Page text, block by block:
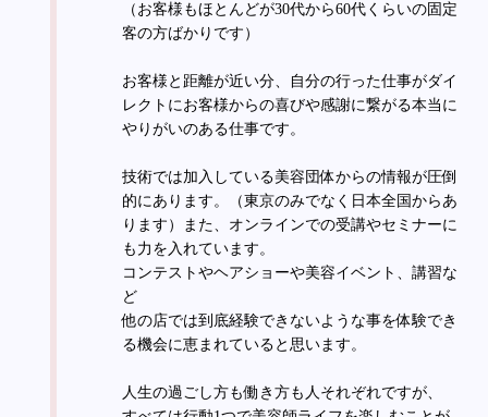
（お客様もほとんどが30代から60代くらいの固定
客の方ばかりです）
お客様と距離が近い分、自分の行った仕事がダイ
レクトにお客様からの喜びや感謝に繋がる本当に
やりがいのある仕事です。
技術では加入している美容団体からの情報が圧倒
的にあります。（東京のみでなく日本全国からあ
ります）また、オンラインでの受講やセミナーに
も力を入れています。
コンテストやヘアショーや美容イベント、講習な
ど
他の店では到底経験できないような事を体験でき
る機会に恵まれていると思います。
人生の過ごし方も働き方も人それぞれですが、